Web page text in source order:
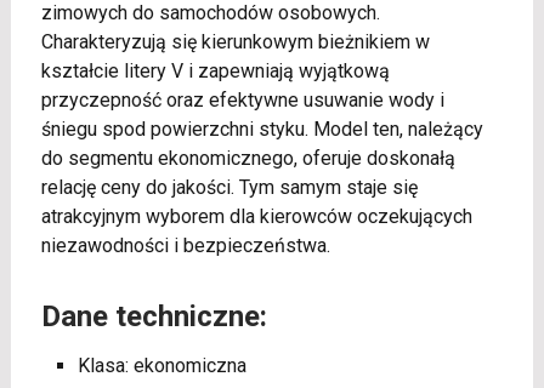
zimowych do samochodów osobowych.
Charakteryzują się kierunkowym bieżnikiem w
kształcie litery V i zapewniają wyjątkową
przyczepność oraz efektywne usuwanie wody i
śniegu spod powierzchni styku. Model ten, należący
do segmentu ekonomicznego, oferuje doskonałą
relację ceny do jakości. Tym samym staje się
atrakcyjnym wyborem dla kierowców oczekujących
niezawodności i bezpieczeństwa.
Dane techniczne:
Klasa: ekonomiczna